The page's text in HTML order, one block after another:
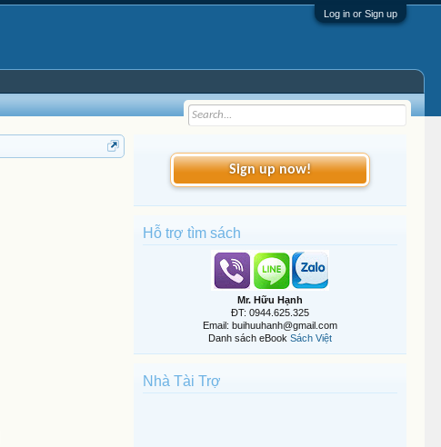
Log in or Sign up
Sign up now!
Hỗ trợ tìm sách
Mr. Hữu Hạnh
ĐT: 0944.625.325
Email: buihuuhanh@gmail.com
Danh sách eBook Sách Việt
Nhà Tài Trợ